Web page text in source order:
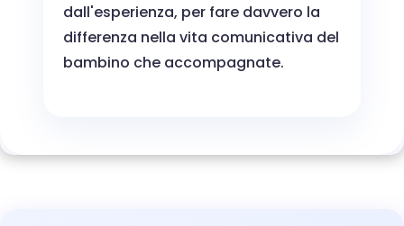
dall'esperienza, per fare davvero la
differenza nella vita comunicativa del
bambino che accompagnate.